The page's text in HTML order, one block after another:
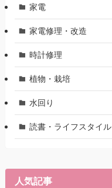
家電
家電修理・改造
時計修理
植物・栽培
水回り
読書・ライフスタイル
人気記事